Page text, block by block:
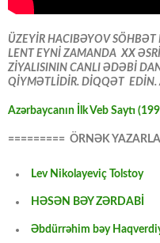
ÜZEYİR HACIBƏYOV
LENT EYNİ ZAMANDA XX
ZİYALISININ CANLI ƏDƏBİ
QİYMƏTLİDİR. DİQQƏT EDİN.
Azərbaycanın İlk Veb Saytı
========= ÖRNƏK
Lev Nikolayeviç Tolstoy
HƏSƏN BƏY ZƏRDABİ
Əbdürrəhim bəy